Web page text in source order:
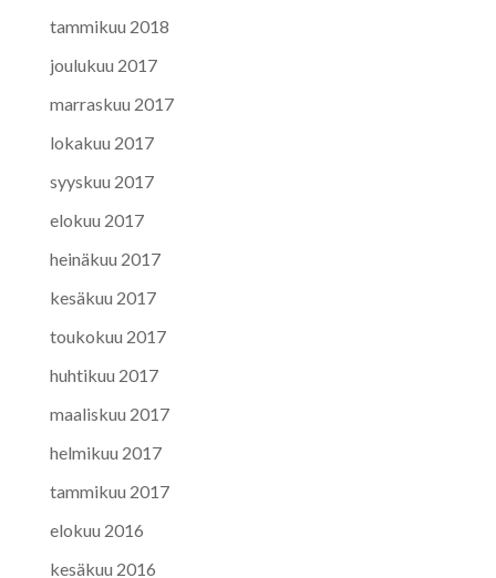
tammikuu 2018
joulukuu 2017
marraskuu 2017
lokakuu 2017
syyskuu 2017
elokuu 2017
heinäkuu 2017
kesäkuu 2017
toukokuu 2017
huhtikuu 2017
maaliskuu 2017
helmikuu 2017
tammikuu 2017
elokuu 2016
kesäkuu 2016